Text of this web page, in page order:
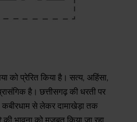
को प्रेरित किया है। सत्य, अहिंसा,
है। छत्तीसगढ़ की धरती पर
से लेकर दामाखेड़ा तक